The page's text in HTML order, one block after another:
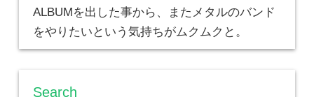
ALBUMを出した事から、またメタルのバンド
をやりたいという気持ちがムクムクと。
Search